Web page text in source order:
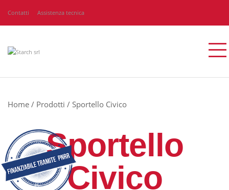
Contatti Assistenza tecnica
Home / Prodotti / Sportello Civico
Sportello
Civico